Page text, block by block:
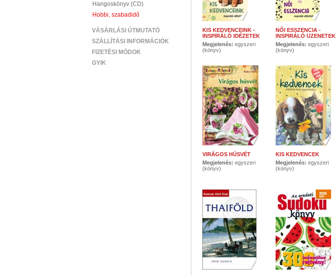
Hangoskönyv (CD)
Hobbi, szabadidő
VÁSÁRLÁSI ÚTMUTATÓ
SZÁLLÍTÁSI INFORMÁCIÓK
FIZETÉSI MÓDOK
GYIK
KIS KEDVENCEINK -
INSPIRÁLÓ IDÉZETEK
Megjelenés: egyszeri
(könyv)
NŐI ESSZENCIA -
INSPIRÁLÓ ÜZENETEK
Megjelenés: egyszeri
(könyv)
VIRÁGOS HÚSVÉT
Megjelenés: egyszeri
(könyv)
KIS KEDVENCEK
Megjelenés: egyszeri
(könyv)